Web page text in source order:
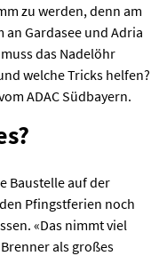
zu werden, denn am
Gardasee und Adria
das Nadelöhr
welche Tricks helfen?
ADAC Südbayern.
Baustelle auf der
Pfingstferien noch
«Das nimmt viel
als großes